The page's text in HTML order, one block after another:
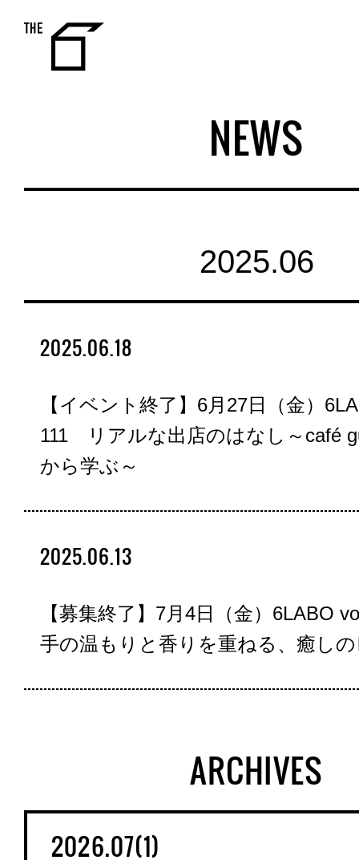
NEWS
2025.06
2025.06.18
【イベント終了】6月27日（金）
111 リアルな出店のはなし～café
から学ぶ～
2025.06.13
【募集終了】7月4日（金）6LABO
手の温もりと香りを重ねる、癒し
ARCHIVES